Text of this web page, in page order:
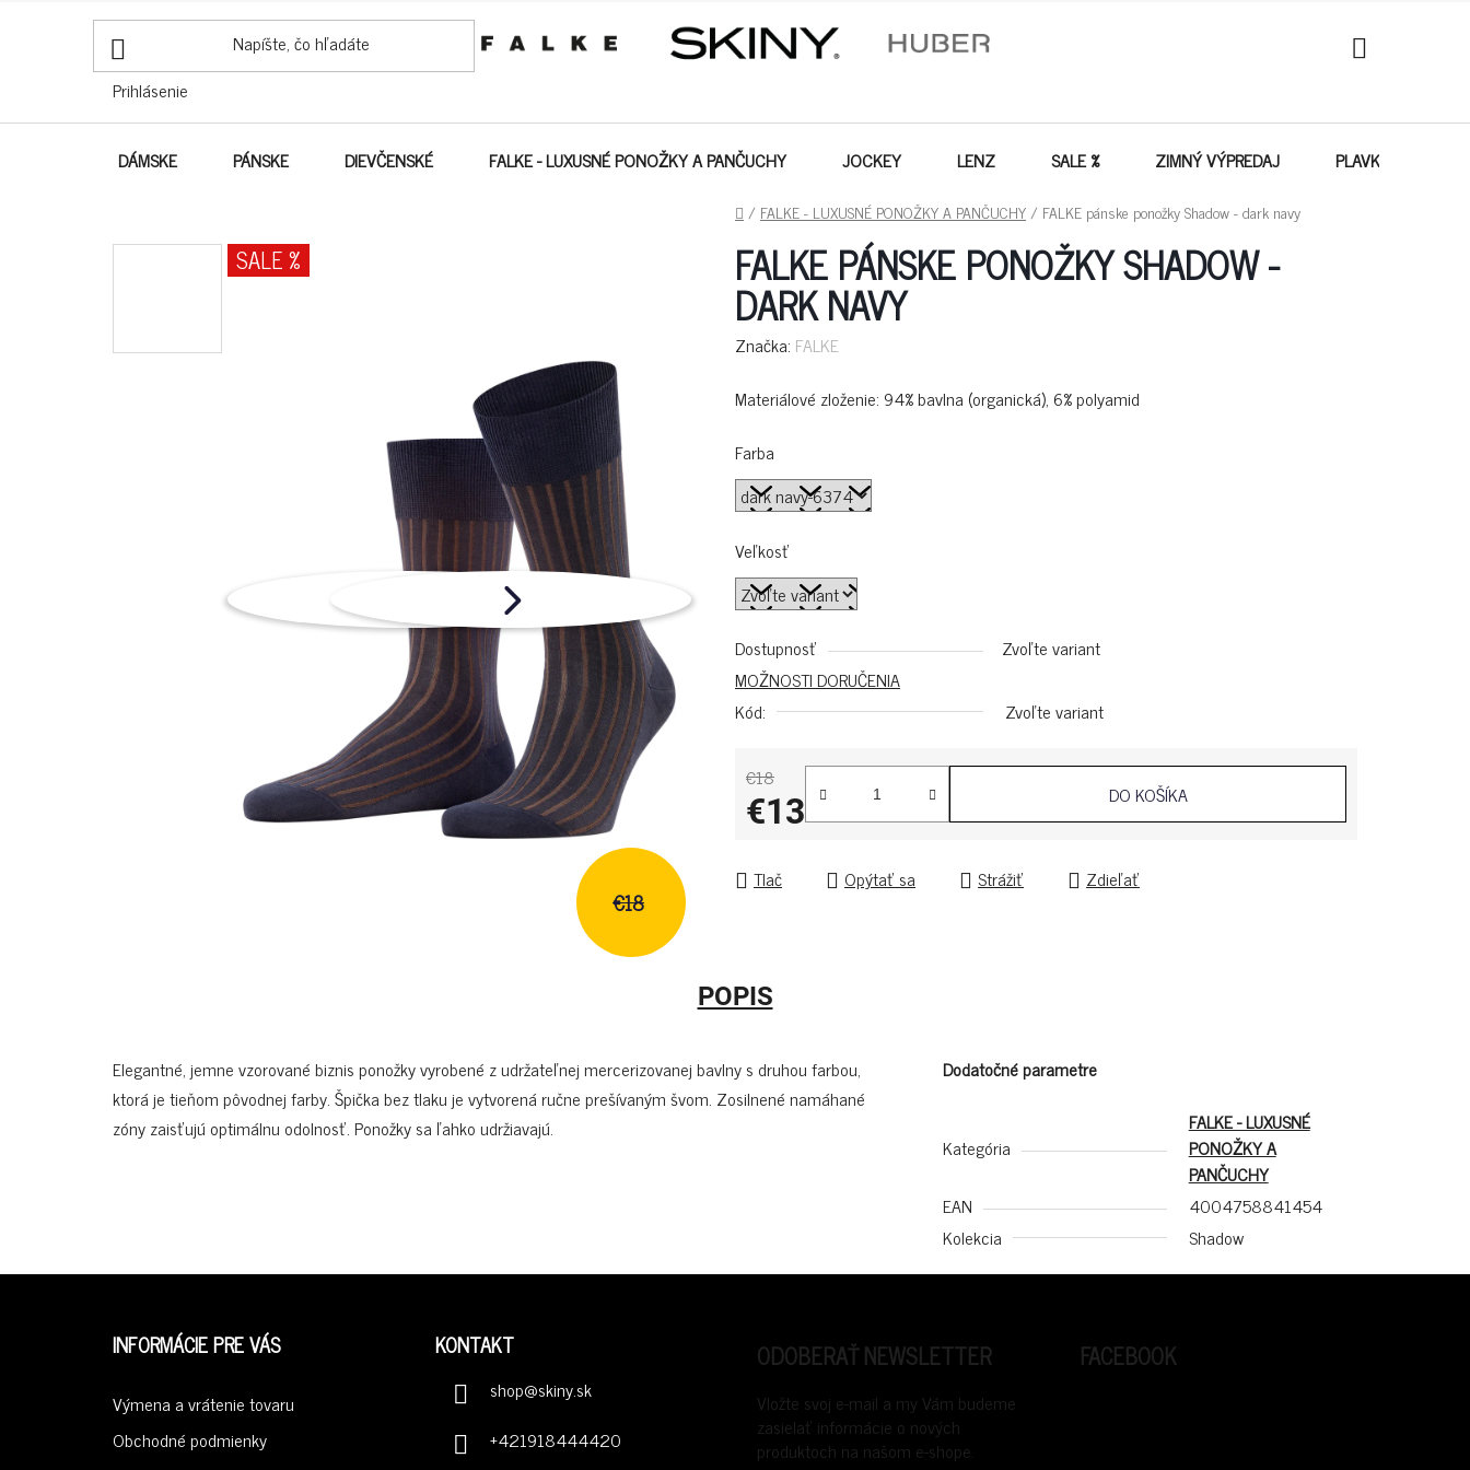
NÁKUPNÝ
KOŠÍK
Prihlásenie
DÁMSKE PÁNSKE DIEVČENSKÉ FALKE - LUXUSNÉ PONOŽKY A PANČUCHY JOCKEY LENZ SALE % ZIMNÝ VÝPREDAJ PLAVKY -
DOMOV
/ FALKE - LUXUSNÉ PONOŽKY A PANČUCHY/ FALKE pánske ponožky Shadow - dark navy
FALKE PÁNSKE PONOŽKY SHADOW -
DARK NAVY
Značka: FALKE
Materiálové zloženie: 94% bavlna (organická), 6% polyamid
Farba
Veľkosť
Dostupnosť
Zvoľte variant
MOŽNOSTI DORUČENIA
Kód:
Zvoľte variant
€18
€13 DO KOŠÍKA
Tlač Opýtať sa Strážiť Zdieľať
SALE %
€18
POPIS
Elegantné, jemne vzorované biznis ponožky vyrobené z udržateľnej mercerizovanej bavlny s druhou farbou,
ktorá je tieňom pôvodnej farby. Špička bez tlaku je vytvorená ručne prešívaným švom. Zosilnené namáhané
zóny zaisťujú optimálnu odolnosť. Ponožky sa ľahko udržiavajú.
Dodatočné parametre
Kategória
FALKE - LUXUSNÉ
PONOŽKY A
PANČUCHY
EAN
4004758841454
Kolekcia
Shadow
INFORMÁCIE PRE VÁS
Výmena a vrátenie tovaru
Obchodné podmienky
KONTAKT
shop@skiny.sk
+421918444420
ODOBERAŤ NEWSLETTER
Vložte svoj e-mail a my Vám budeme
zasielať informácie o nových
produktoch na našom e-shope.
FACEBOOK